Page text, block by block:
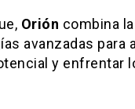
Orión combina
avanzadas para
y enfrentar